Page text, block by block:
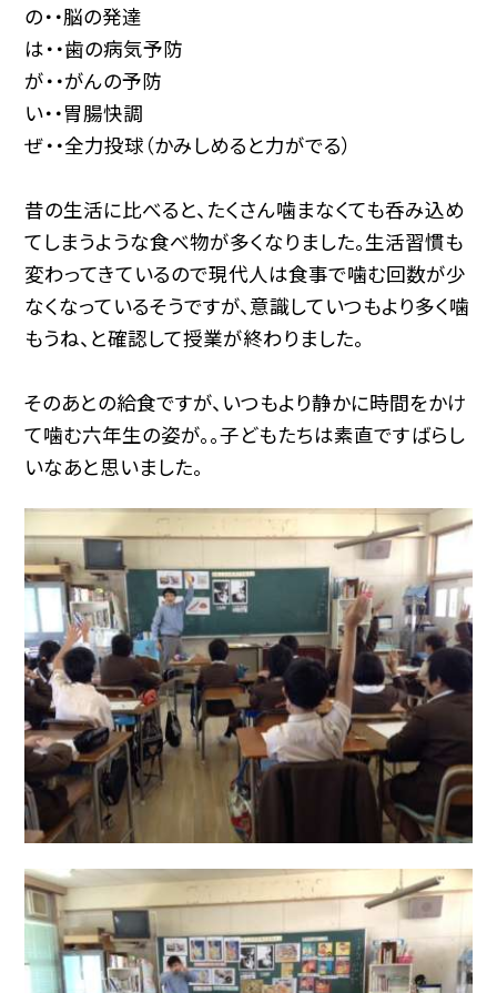
の・・脳の発達
は・・歯の病気予防
が・・がんの予防
い・・胃腸快調
ぜ・・全力投球（かみしめると力がでる）
昔の生活に比べると、たくさん噛まなくても呑み込め
てしまうような食べ物が多くなりました。生活習慣も
変わってきているので現代人は食事で噛む回数が少
なくなっているそうですが、意識していつもより多く噛
もうね、と確認して授業が終わりました。
そのあとの給食ですが、いつもより静かに時間をかけ
て噛む六年生の姿が。。子どもたちは素直ですばらし
いなあと思いました。